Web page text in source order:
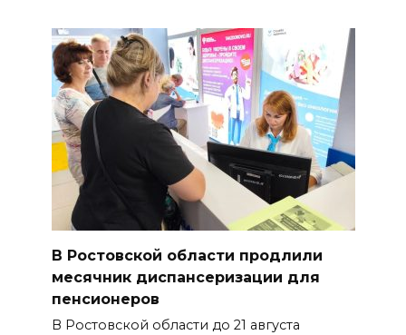
В Ростовской области продлили
месячник диспансеризации для
пенсионеров
В Ростовской области до 21 августа